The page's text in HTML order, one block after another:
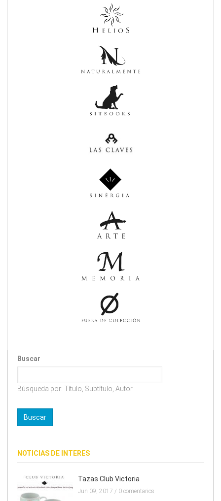
Buscar
Búsqueda por: Título, Subtítulo, Autor
NOTICIAS DE INTERES
Tazas Club Victoria
Jun 09, 2017 / 0 comentarios